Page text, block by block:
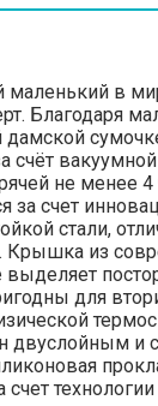
в
Благодаря
счёт
не менее
счет
стали,
из
для
и
счет